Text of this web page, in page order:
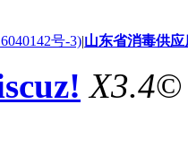
号-3)|山东省消毒供
X3.4©